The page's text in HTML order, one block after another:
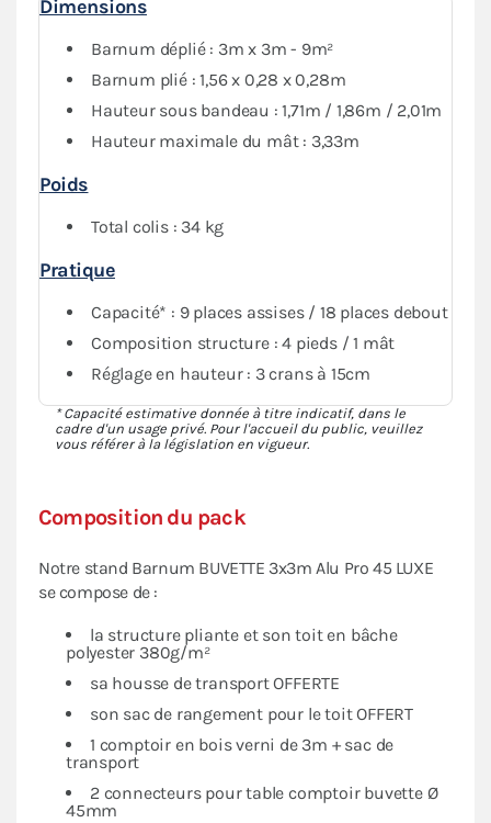
garantissentune finition esthétique et la durabilité
de votre installation, le tout avec des sacs inclus pour
vous accompagner partout.
Composition du pack
Notre stand Barnum BUVETTE 3x3m Alu Pro 45 LUXE
se compose de :
la structure pliante et son toit en bâche
polyester 380g/m²
sa housse de transport OFFERTE
son sac de rangement pour le toit OFFERT
1 comptoir en bois verni de 3m + sac de
transport
2 connecteurs pour table comptoir buvette Ø
45mm
Dimensions
Barnum déplié : 3m x 3m - 9m²
Barnum plié : 1,56 x 0,28 x 0,28m
Hauteur sous bandeau : 1,71m / 1,86m / 2,01m
Hauteur maximale du mât : 3,33m
Poids
Total colis : 34 kg
Pratique
Capacité* : 9 places assises / 18 places debout
Composition structure : 4 pieds / 1 mât
Réglage en hauteur : 3 crans à 15cm
* Capacité estimative donnée à titre indicatif, dans le
cadre d'un usage privé. Pour l'accueil du public, veuillez
vous référer à la législation en vigueur.